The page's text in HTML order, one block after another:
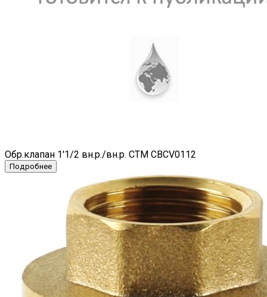
Обр.клапан 1'1/2 вн.р./вн.р. CTM CBCV0112